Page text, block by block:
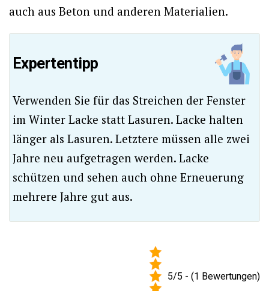
auch aus Beton und anderen Materialien.
Expertentipp
Verwenden Sie für das Streichen der Fenster
im Winter Lacke statt Lasuren. Lacke halten
länger als Lasuren. Letztere müssen alle zwei
Jahre neu aufgetragen werden. Lacke
schützen und sehen auch ohne Erneuerung
mehrere Jahre gut aus.
5/5 - (1 Bewertungen)